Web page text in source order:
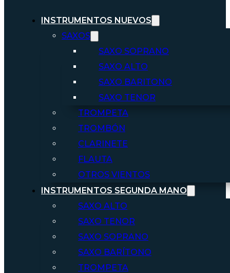
INSTRUMENTOS NUEVOS
SAXOS
SAXO SOPRANO
SAXO ALTO
SAXO BARITONO
SAXO TENOR
TROMPETA
TROMBÓN
CLARINETE
FLAUTA
OTROS VIENTOS
INSTRUMENTOS SEGUNDA MANO
SAXO ALTO
SAXO TENOR
SAXO SOPRANO
SAXO BARÍTONO
TROMPETA